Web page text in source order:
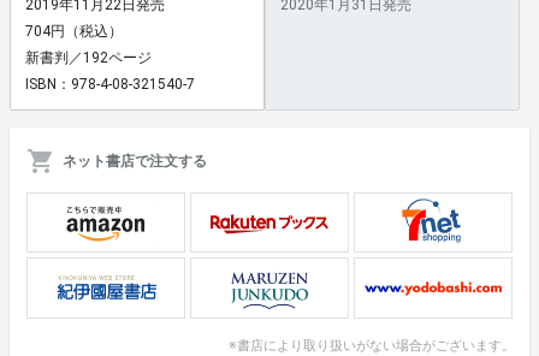
2019年11月22日発売
704円（税込）
新書判／192ページ
ISBN：978-4-08-321540-7
2020年1月31日発売
ネット書店で注文する
※書店により取り扱いがない場合がございます。